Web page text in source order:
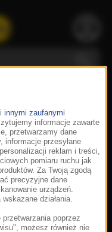
i innymi zaufanymi
informacje zawarte
przetwarzamy dane
informacje przesyłane
reklam i treści,
pomiaru ruchu jak
Za Twoją zgodą
precyzyjne dane
urządzeń.
działania.
poprzez
możesz również nie